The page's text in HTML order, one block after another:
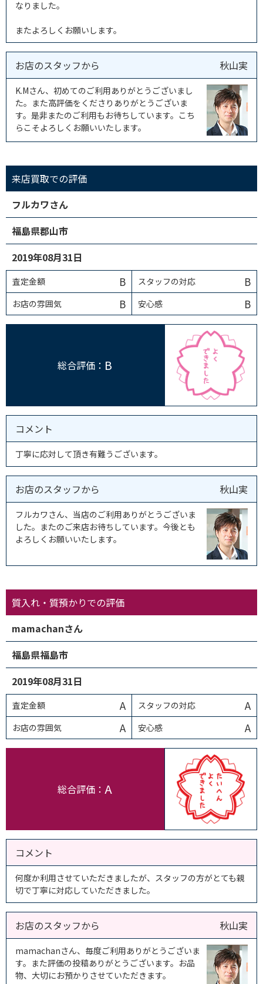
なりました。
またよろしくお願いします。
お店のスタッフから 秋山実
K.Mさん、初めてのご利用ありがとうございまし
た。また高評価をくださりありがとうございま
す。是非またのご利用もお待ちしています。こち
らこそよろしくお願いいたします。
来店買取での評価
フルカワさん
福島県郡山市
2019年08月31日
査定金額 B スタッフの対応 B
お店の雰囲気 B 安心感 B
総合評価： B
コメント
丁寧に応対して頂き有難うございます。
お店のスタッフから 秋山実
フルカワさん、当店のご利用ありがとうございま
した。またのご来店お待ちしています。今後とも
よろしくお願いいたします。
質入れ・質預かりでの評価
mamachanさん
福島県福島市
2019年08月31日
査定金額 A スタッフの対応 A
お店の雰囲気 A 安心感 A
総合評価： A
コメント
何度か利用させていただきましたが、スタッフの方がとても親
切で丁寧に対応していただきました。
お店のスタッフから 秋山実
mamachanさん、毎度ご利用ありがとうございま
す。また評価の投稿ありがとうございます。お品
物、大切にお預かりさせていただきます。